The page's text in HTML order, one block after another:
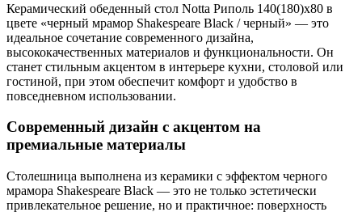
Керамический обеденный стол Notta Риполь 140(180)х80 в
цвете «черный мрамор Shakespeare Black / черный» — это
идеальное сочетание современного дизайна,
высококачественных материалов и функциональности. Он
станет стильным акцентом в интерьере кухни, столовой или
гостиной, при этом обеспечит комфорт и удобство в
повседневном использовании.
Современный дизайн с акцентом на
премиальные материалы
Столешница выполнена из керамики с эффектом черного
мрамора Shakespeare Black — это не только эстетически
привлекательное решение, но и практичное: поверхность